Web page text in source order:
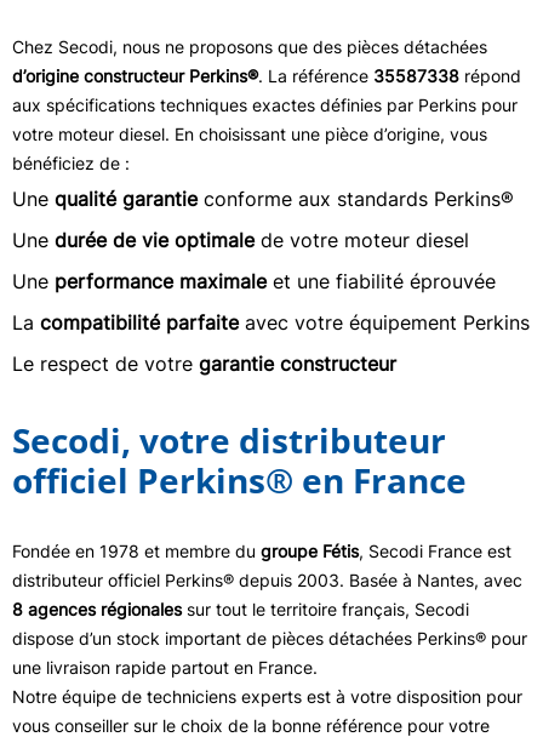
Chez Secodi, nous ne proposons que des pièces détachées
d’origine constructeur Perkins®. La référence 35587338 répond
aux spécifications techniques exactes définies par Perkins pour
votre moteur diesel. En choisissant une pièce d’origine, vous
bénéficiez de :
Une qualité garantieconforme aux standards Perkins®
Une durée de vie optimalede votre moteur diesel
Une performance maximaleet une fiabilité éprouvée
La compatibilité parfaiteavec votre équipement Perkins
Le respect de votre garantie constructeur
Secodi, votre distributeur
officiel Perkins® en France
Fondée en 1978 et membre du groupe Fétis, Secodi France est
distributeur officiel Perkins® depuis 2003. Basée à Nantes, avec
8 agences régionalessur tout le territoire français, Secodi
dispose d’un stock important de pièces détachées Perkins® pour
une livraison rapide partout en France.
Notre équipe de techniciens experts est à votre disposition pour
vous conseiller sur le choix de la bonne référence pour votre